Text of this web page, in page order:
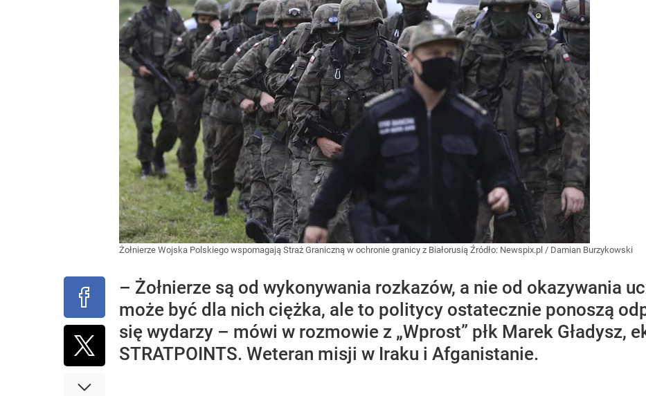
Żołnierze Wojska Polskiego wspomagają Straż Graniczną w ochronie granicy z Białorusią Źródło: Newspix.pl / Damian Burzykowski
– Żołnierze są od wykonywania rozkazów, a nie od okazywania
może być dla nich ciężka, ale to politycy ostatecznie ponoszą
się wydarzy – mówi w rozmowie z „Wprost” płk Marek Gładysz,
STRATPOINTS. Weteran misji w Iraku i Afganistanie.